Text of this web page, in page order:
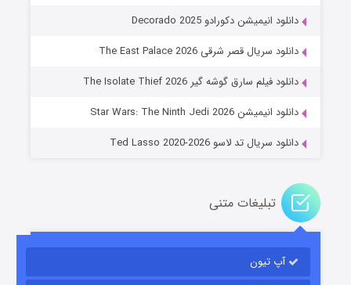
قسمت ۱۴ (زیرنویس)
دانلود انیمیشن دکورادو Decorado 2025
دانلود سریال قصر شرقی The East Palace 2026
دانلود فیلم سارق گوشه گیر The Isolate Thief 2026
دانلود انیمیشن Star Wars: The Ninth Jedi 2026
دانلود سریال تد لاسو Ted Lasso 2020-2026
تبلیغات متنی
آپ تیون